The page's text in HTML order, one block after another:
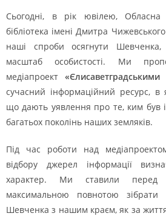
Сьогодні, в рік ювілею, Обласна
бібліотека імені Дмитра
наші спроби осягнути
масштаб особистості. Ми
медіапроект
сучасний інформаційний ресурс, в
що дають уявлення про те, ким був
багатьох поколінь наших земляків.
Під час роботи над
відбору джерел інформації
характер. Ми ставили
максимальною повнотою зібрати
Шевченка з нашим краєм, як за